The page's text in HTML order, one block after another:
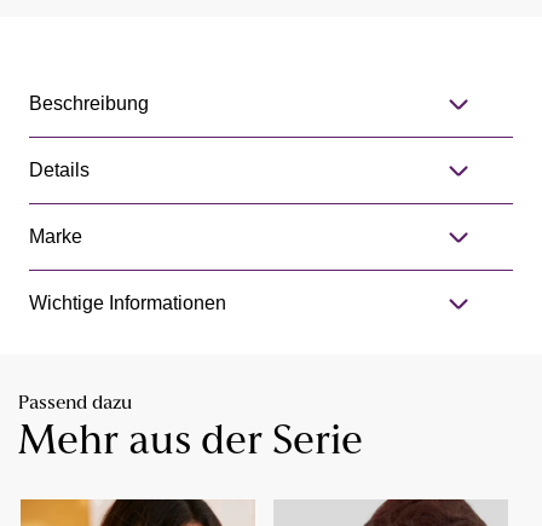
Beschreibung
Details
Marke
Wichtige Informationen
Passend dazu
Mehr aus der Serie